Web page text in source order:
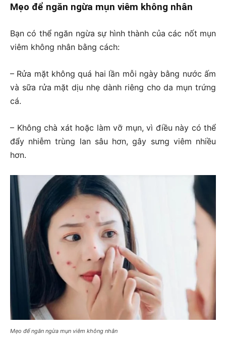
Mẹo để ngăn ngừa mụn viêm không nhân
Bạn có thể ngăn ngừa sự hình thành của các nốt mụn
viêm không nhân bằng cách:
– Rửa mặt không quá hai lần mỗi ngày bằng nước ấm
và sữa rửa mặt dịu nhẹ dành riêng cho da mụn trứng
cá.
– Không chà xát hoặc làm vỡ mụn, vì điều này có thể
đẩy nhiễm trùng lan sâu hơn, gây sưng viêm nhiều
hơn.
Mẹo để ngăn ngừa mụn viêm không nhân